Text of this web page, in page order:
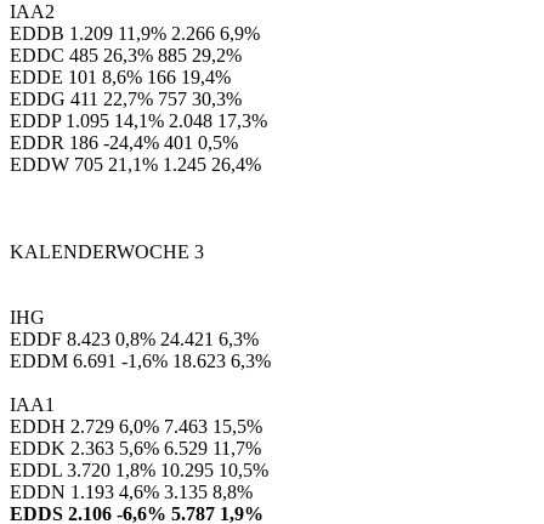
IAA2
EDDB 1.209 11,9% 2.266 6,9%
EDDC 485 26,3% 885 29,2%
EDDE 101 8,6% 166 19,4%
EDDG 411 22,7% 757 30,3%
EDDP 1.095 14,1% 2.048 17,3%
EDDR 186 -24,4% 401 0,5%
EDDW 705 21,1% 1.245 26,4%
KALENDERWOCHE 3
IHG
EDDF 8.423 0,8% 24.421 6,3%
EDDM 6.691 -1,6% 18.623 6,3%
IAA1
EDDH 2.729 6,0% 7.463 15,5%
EDDK 2.363 5,6% 6.529 11,7%
EDDL 3.720 1,8% 10.295 10,5%
EDDN 1.193 4,6% 3.135 8,8%
EDDS 2.106 -6,6% 5.787 1,9%